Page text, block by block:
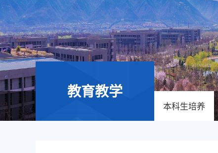
教育教学
本科生培养